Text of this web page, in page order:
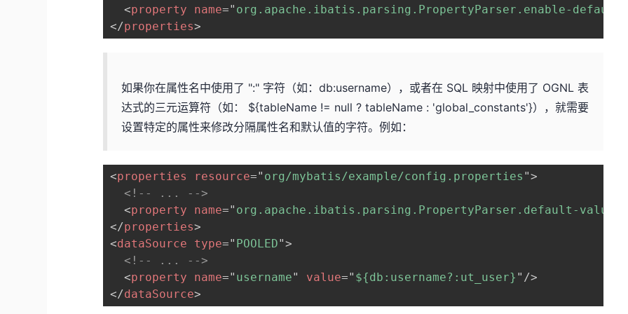
<property name=" org.apache.ibatis.parsing.PropertyParser.enable-default-
</properties>
如果你在属性名中使用了 ":" 字符（如：db:username），或者在 SQL 映射中使用了 OGNL 表
达式的三元运算符（如： ${tableName != null ? tableName : 'global_constants'}），就需要
设置特定的属性来修改分隔属性名和默认值的字符。例如：
<properties resource=" org/mybatis/example/config.properties ">
<!-- ... -->
<property name=" org.apache.ibatis.parsing.PropertyParser.default-value-
</properties>
<dataSource type=" POOLED">
<!-- ... -->
<property name=" username" value=" ${db:username?:ut_user} " />
</dataSource>